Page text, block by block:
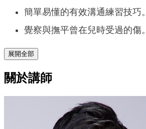
簡單易懂的有效溝通練習技巧。
覺察與撫平曾在兒時受過的傷。
展開全部
關於講師